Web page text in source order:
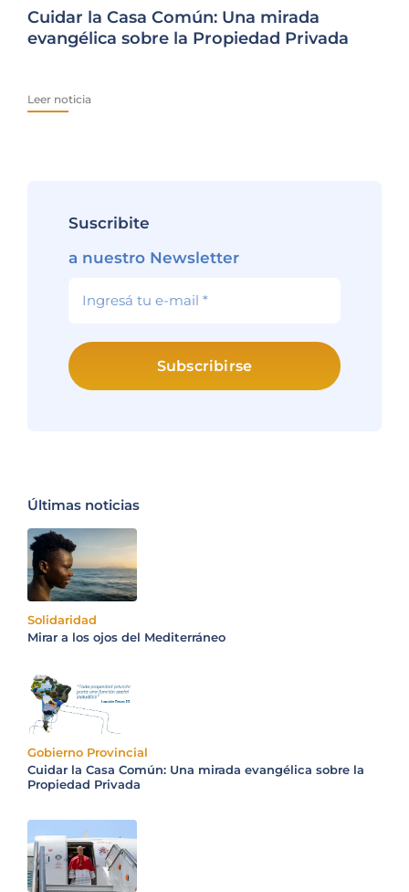
Cuidar la Casa Común: Una mirada
evangélica sobre la Propiedad Privada
Leer noticia
Suscribite
a nuestro Newsletter
Subscribirse
Últimas noticias
Solidaridad
Mirar a los ojos del Mediterráneo
Gobierno Provincial
Cuidar la Casa Común: Una mirada evangélica sobre la
Propiedad Privada